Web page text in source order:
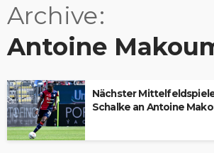
Archive
Antoine
Nächster
Schalke an Antoine